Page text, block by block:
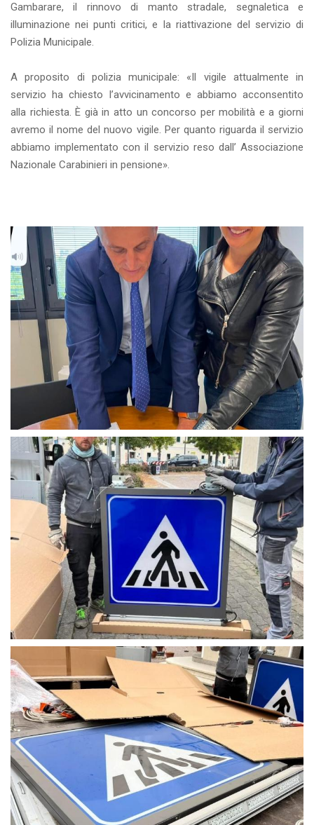
Gambarare, il rinnovo di manto stradale, segnaletica e
illuminazione nei punti critici, e la riattivazione del servizio di
Polizia Municipale.
A proposito di polizia municipale: «Il vigile attualmente in
servizio ha chiesto l’avvicinamento e abbiamo acconsentito
alla richiesta. È già in atto un concorso per mobilità e a giorni
avremo il nome del nuovo vigile. Per quanto riguarda il servizio
abbiamo implementato con il servizio reso dall’ Associazione
Nazionale Carabinieri in pensione».